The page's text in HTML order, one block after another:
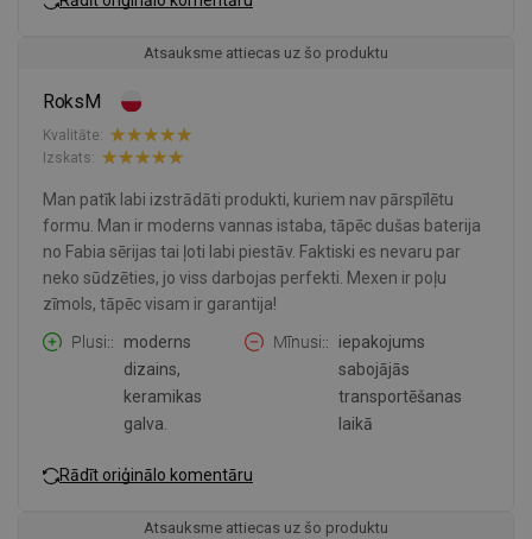
Atsauksme attiecas uz šo produktu
RoksM
Kvalitāte:
Izskats:
Man patīk labi izstrādāti produkti, kuriem nav pārspīlētu
formu. Man ir moderns vannas istaba, tāpēc dušas baterija
no Fabia sērijas tai ļoti labi piestāv. Faktiski es nevaru par
neko sūdzēties, jo viss darbojas perfekti. Mexen ir poļu
zīmols, tāpēc visam ir garantija!
Plusi:
moderns
dizains,
keramikas
galva.
Mīnusi:
iepakojums
sabojājās
transportēšanas
laikā
Rādīt oriģinālo komentāru
Atsauksme attiecas uz šo produktu